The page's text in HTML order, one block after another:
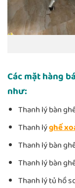
Các mặt hàng
như:
Thanh lý bàn
Thanh lýghế
Thanh lý bàn
Thanh lý bàn
Thanh lý tủ hồ